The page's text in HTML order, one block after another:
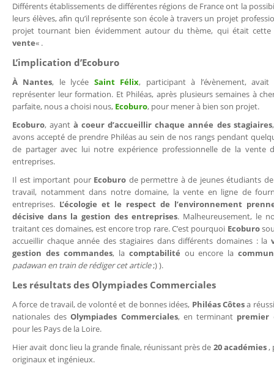
Différents établissements de différentes régions de France ont la
leurs élèves, afin qu’il représente son école à travers un projet
projet tournant bien évidemment autour du thème, qui était
vente« .
L’implication d’Ecoburo
À Nantes, le lycée Saint Félix, participant à l’évènement,
représenter leur formation. Et Philéas, après plusieurs semaines à
parfaite, nous a choisi nous, Ecoburo, pour mener à bien son projet.
Ecoburo, ayantà coeur d’accueillir chaque année des stagiaires
avons accepté de prendre Philéas au sein de nos rangs pendant
de partager avec lui notre expérience professionnelle de la vente
entreprises.
Il est important pour Ecoburo de permettre à de jeunes étudiants
travail, notamment dans notre domaine, la vente en ligne de
entreprises. L’écologie et le respect de l’environnement
décisive dans la gestion des entreprises. Malheureusement, le
traitant ces domaines, est encore trop rare. C’est pourquoi Ecoburo
accueillir chaque année des stagiaires dans différents domaines : la
gestion des commandes, la comptabilité ou encore la
padawan en train de rédiger cet article;) ).
Les résultats des Olympiades Commerciales
A force de travail, de volonté et de bonnes idées, Philéas Côtesa
nationales desOlympiades Commerciales, en terminant premier
pour les Pays de la Loire.
Hier avait donc lieu la grande finale, réunissant près de 20 académies,
originaux et ingénieux.